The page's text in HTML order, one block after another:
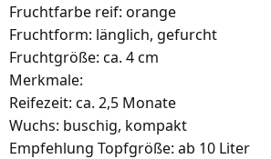
Fruchtfarbe reif: orange
Fruchtform: länglich, gefurcht
Fruchtgröße: ca. 4 cm
Merkmale:
Reifezeit: ca. 2,5 Monate
Wuchs: buschig, kompakt
Empfehlung Topfgröße: ab 10 Liter